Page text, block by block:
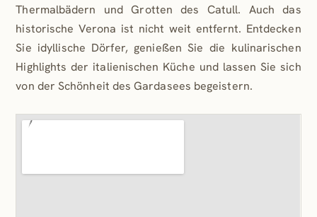
Thermalbädern und Grotten des Catull. Auch das
historische Verona ist nicht weit entfernt. Entdecken
Sie idyllische Dörfer, genießen Sie die kulinarischen
Highlights der italienischen Küche und lassen Sie sich
von der Schönheit des Gardasees begeistern.